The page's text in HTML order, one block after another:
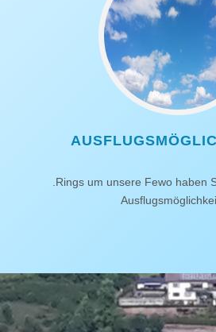
.Rings um unsere Fewo haben